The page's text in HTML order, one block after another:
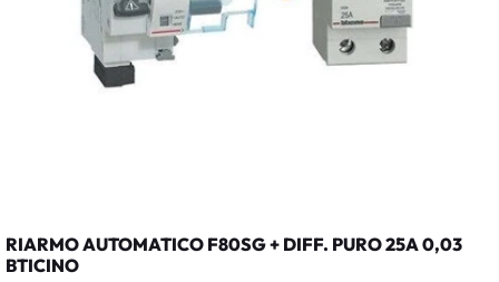
RIARMO AUTOMATICO F80SG + DIFF. PURO 25A 0,03
BTICINO